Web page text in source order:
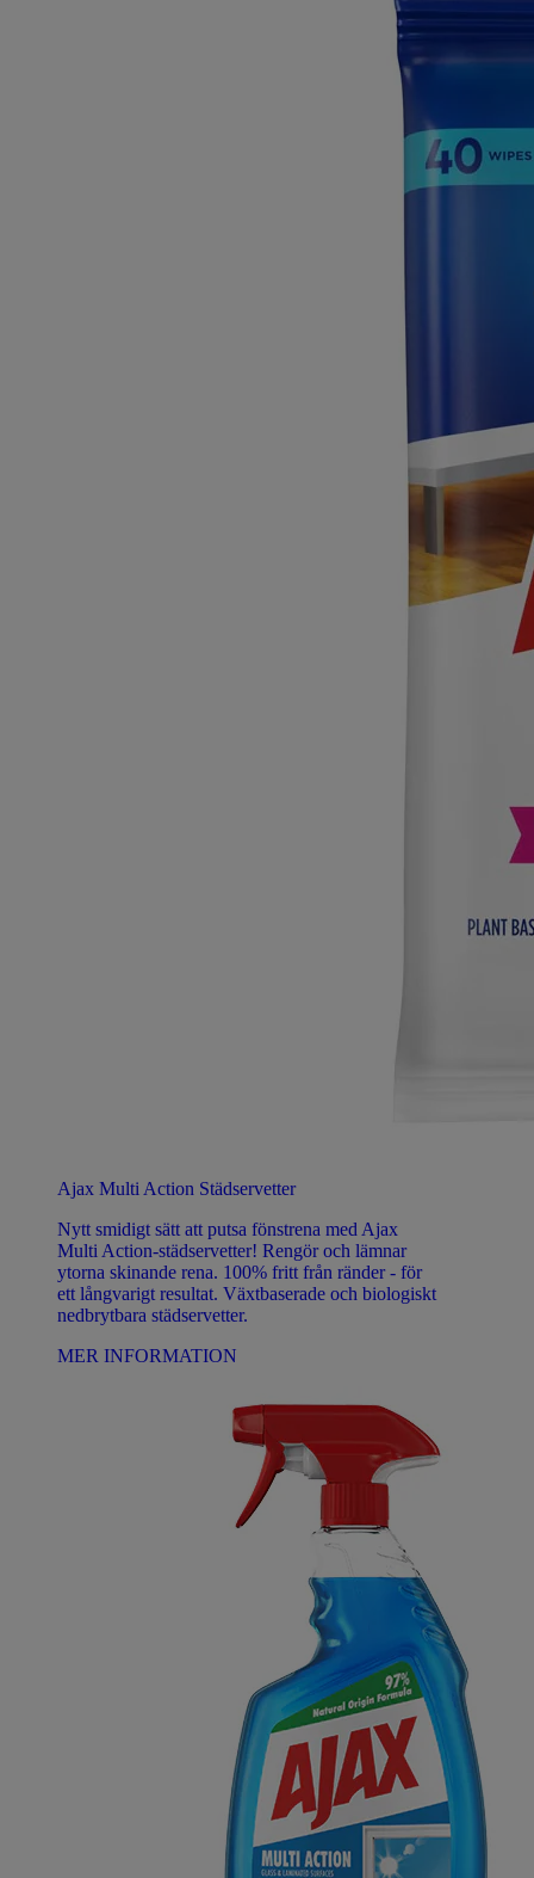
Ajax Multi Action Städservetter
Nytt smidigt sätt att putsa fönstrena med Ajax
Multi Action-städservetter! Rengör och lämnar
ytorna skinande rena. 100% fritt från ränder - för
ett långvarigt resultat. Växtbaserade och biologiskt
nedbrytbara städservetter.
MER INFORMATION